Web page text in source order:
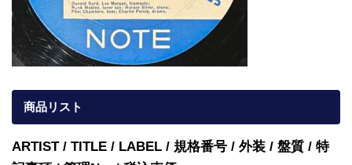
商品リスト
ARTIST / TITLE / LABEL / 規格番号 / 外装 / 盤質 / 特